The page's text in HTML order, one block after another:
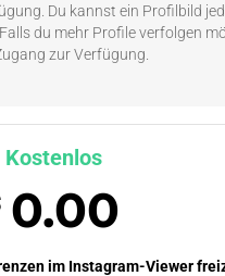
Du kannst ein Profilbild
du mehr Profile verfolgen
zur Verfügung.
Kostenlos
0.00
im Instagram-Viewer